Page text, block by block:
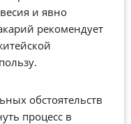
и явно
рекомендует
обстоятельств
процесс в